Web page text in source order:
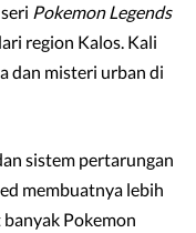
Pokemon Legends
region Kalos. Kali
dan misteri urban di
sistem pertarungan
membuatnya lebih
banyak Pokemon